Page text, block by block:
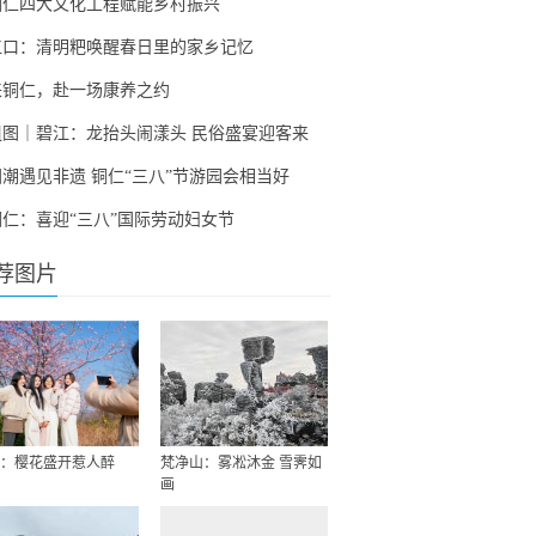
四大文化工程赋能乡村振兴
：清明粑唤醒春日里的家乡记忆
仁，赴一场康养之约
｜碧江：龙抬头闹漾头 民俗盛宴迎客来
遇见非遗 铜仁“三八”节游园会相当好
：喜迎“三八”国际劳动妇女节
图片
樱花盛开惹人醉
梵净山：雾凇沐金 雪霁如
画